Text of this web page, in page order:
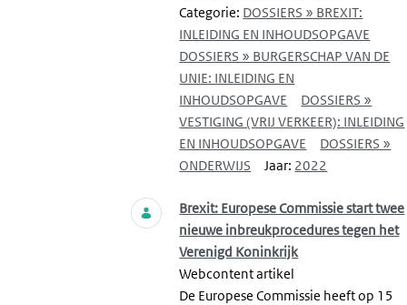
Categorie: DOSSIERS » BREXIT:
INLEIDING EN INHOUDSOPGAVE
DOSSIERS » BURGERSCHAP VAN DE
UNIE: INLEIDING EN
INHOUDSOPGAVE
DOSSIERS »
VESTIGING (VRIJ VERKEER): INLEIDING
EN INHOUDSOPGAVE
DOSSIERS »
ONDERWIJS
Jaar: 2022
Brexit: Europese Commissie start twee
nieuwe inbreukprocedures tegen het
Verenigd Koninkrijk
Webcontent artikel
De Europese Commissie heeft op 15